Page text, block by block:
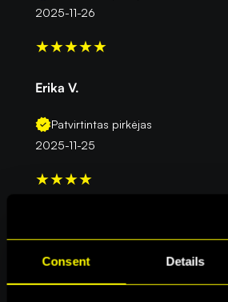
Consent Details
2025-11-26
★★★★★
Erika V.
Patvirtintas pirkėjas
2025-11-25
★★★★
Pritrūko realių pavyzdžių.
Reklamoje lyg buvo kalbama
apie pertraukėlės, bet čia